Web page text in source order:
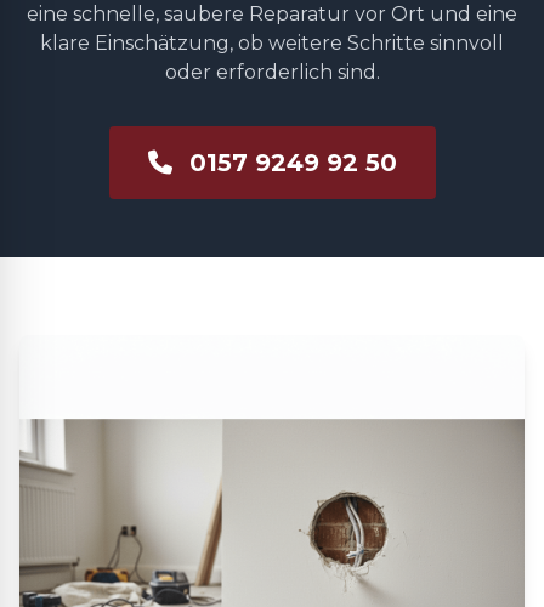
eine schnelle, saubere Reparatur vor Ort und eine
klare Einschätzung, ob weitere Schritte sinnvoll
oder erforderlich sind.
0157 9249 92 50